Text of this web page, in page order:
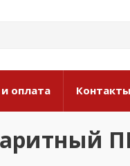
оплата Контакты